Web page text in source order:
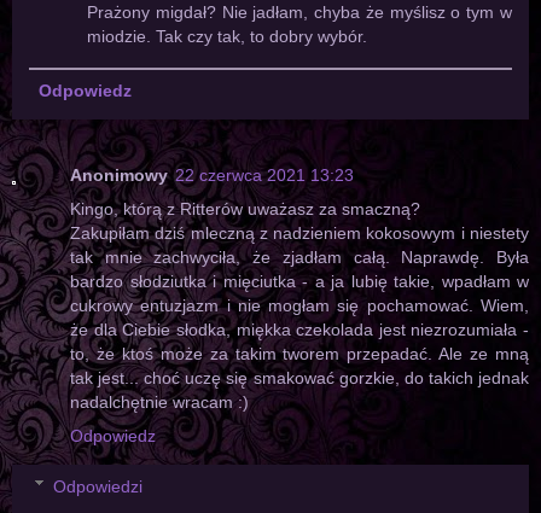
Prażony migdał? Nie jadłam, chyba że myślisz o tym w
miodzie. Tak czy tak, to dobry wybór.
Odpowiedz
Anonimowy 22 czerwca 2021 13:23
Kingo, którą z Ritterów uważasz za smaczną?
Zakupiłam dziś mleczną z nadzieniem kokosowym i niestety
tak mnie zachwyciła, że zjadłam całą. Naprawdę. Była
bardzo słodziutka i mięciutka - a ja lubię takie, wpadłam w
cukrowy entuzjazm i nie mogłam się pochamować. Wiem,
że dla Ciebie słodka, miękka czekolada jest niezrozumiała -
to, że ktoś może za takim tworem przepadać. Ale ze mną
tak jest... choć uczę się smakować gorzkie, do takich jednak
nadalchętnie wracam :)
Odpowiedz
Odpowiedzi